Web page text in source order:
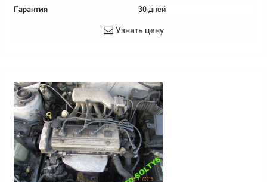
Гарантия
30 дней
Узнать цену